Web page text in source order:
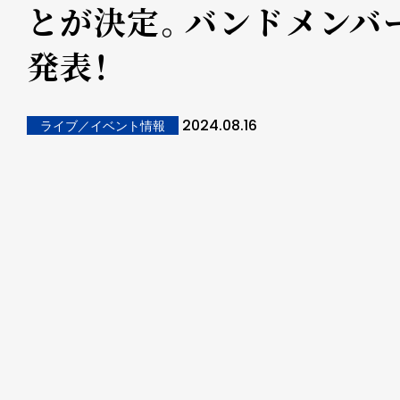
とが決定。バンドメンバ
発表！
ライブ／イベント情報 2024.08.16